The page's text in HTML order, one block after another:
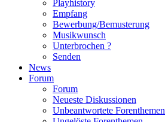
Playhistory
Empfang
Bewerbung/Bemusterung
Musikwunsch
Unterbrochen ?
Senden
News
Forum
Forum
Neueste Diskussionen
Unbeantwortete Forenthemen